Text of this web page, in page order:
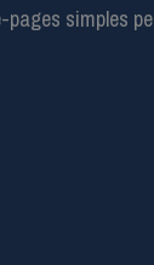
simples